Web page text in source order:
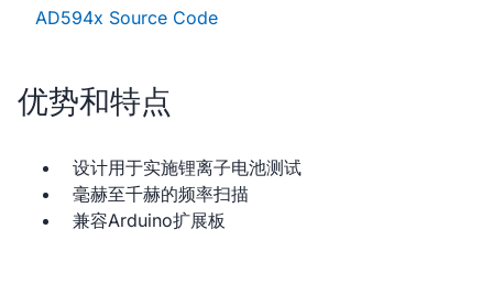
AD594x Source Code
优势和特点
设计用于实施锂离子电池测试
毫赫至千赫的频率扫描
兼容Arduino扩展板